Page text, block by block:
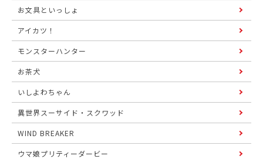
お文具といっしょ
アイカツ！
モンスターハンター
お茶犬
いしよわちゃん
異世界スーサイド・スクワッド
WIND BREAKER
ウマ娘プリティーダービー